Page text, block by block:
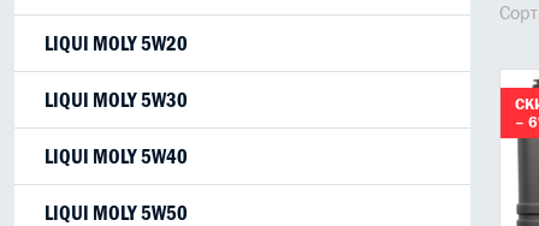
LIQUI MOLY 5W20
LIQUI MOLY 5W30
LIQUI MOLY 5W40
LIQUI MOLY 5W50
–